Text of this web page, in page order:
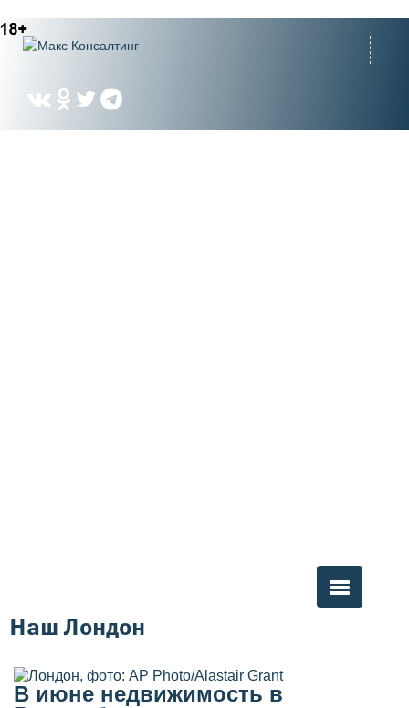
Вы здесь
Наш Лондон
В июне недвижимость в